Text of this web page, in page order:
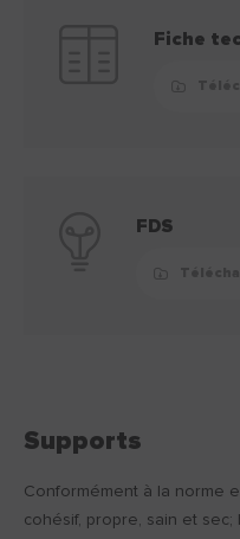
Fiche
FDS
Supports
Conformément à la norme
cohésif, propre, sain et